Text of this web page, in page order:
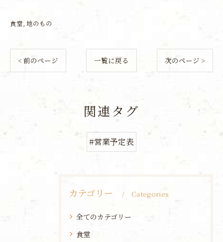
食堂 地のもの
< 前のページ 一覧に戻る 次のページ >
関連タグ
#営業予定表
カテゴリー Categories
全てのカテゴリー
食堂